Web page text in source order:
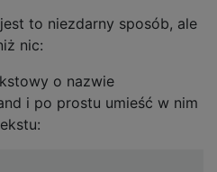
to niezdarny sposób, ale
nic:
o nazwie
i po prostu umieść w nim